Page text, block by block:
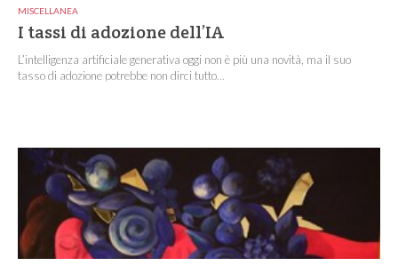
MISCELLANEA
I tassi di adozione dell’IA
L’intelligenza artificiale generativa oggi non è più una novità, ma il suo
tasso di adozione potrebbe non dirci tutto...